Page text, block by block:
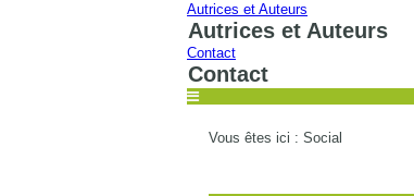
Autrices et Auteurs
Autrices et Auteurs
Contact
Contact
Vous êtes ici : Social